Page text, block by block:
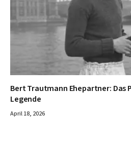
Bert Trautmann Ehepartner:
Legende
April 18, 2026